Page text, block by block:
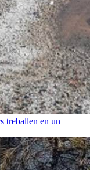
treballen en un